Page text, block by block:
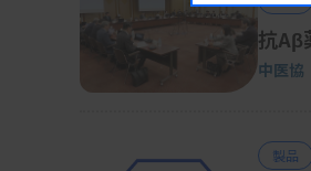
抗Aβ
中医協
製品